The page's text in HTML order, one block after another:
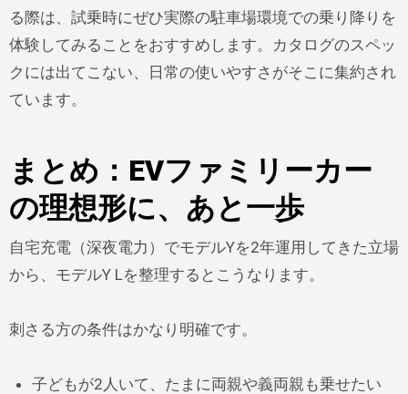
る際は、試乗時にぜひ実際の駐車場環境での乗り降りを
体験してみることをおすすめします。カタログのスペッ
クには出てこない、日常の使いやすさがそこに集約され
ています。
まとめ：EVファミリーカー
の理想形に、あと一歩
自宅充電（深夜電力）でモデルYを2年運用してきた立場
から、モデルY Lを整理するとこうなります。
刺さる方の条件はかなり明確です。
子どもが2人いて、たまに両親や義両親も乗せたい